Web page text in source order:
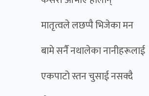
मातृत्वले लछप्पै भिजेका मन
बामे सर्नै नथालेका नानीहरूलाई
एकपाटो स्तन चुसाई नसक्दै